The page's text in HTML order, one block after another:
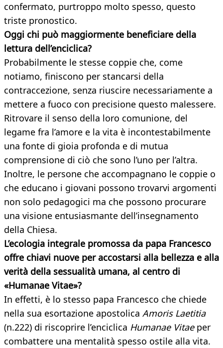
confermato, purtroppo molto spesso, questo
triste pronostico.
Oggi chi può maggiormente beneficiare della
lettura dell’enciclica?
Probabilmente le stesse coppie che, come
notiamo, finiscono per stancarsi della
contraccezione, senza riuscire necessariamente a
mettere a fuoco con precisione questo malessere.
Ritrovare il senso della loro comunione, del
legame fra l’amore e la vita è incontestabilmente
una fonte di gioia profonda e di mutua
comprensione di ciò che sono l’uno per l’altra.
Inoltre, le persone che accompagnano le coppie o
che educano i giovani possono trovarvi argomenti
non solo pedagogici ma che possono procurare
una visione entusiasmante dell’insegnamento
della Chiesa.
L’ecologia integrale promossa da papa Francesco
offre chiavi nuove per accostarsi alla bellezza e alla
verità della sessualità umana, al centro di
«Humanae Vitae»?
In effetti, è lo stesso papa Francesco che chiede
nella sua esortazione apostolica Amoris Laetitia
(n.222) di riscoprire l’enciclica Humanae Vitaeper
combattere una mentalità spesso ostile alla vita.